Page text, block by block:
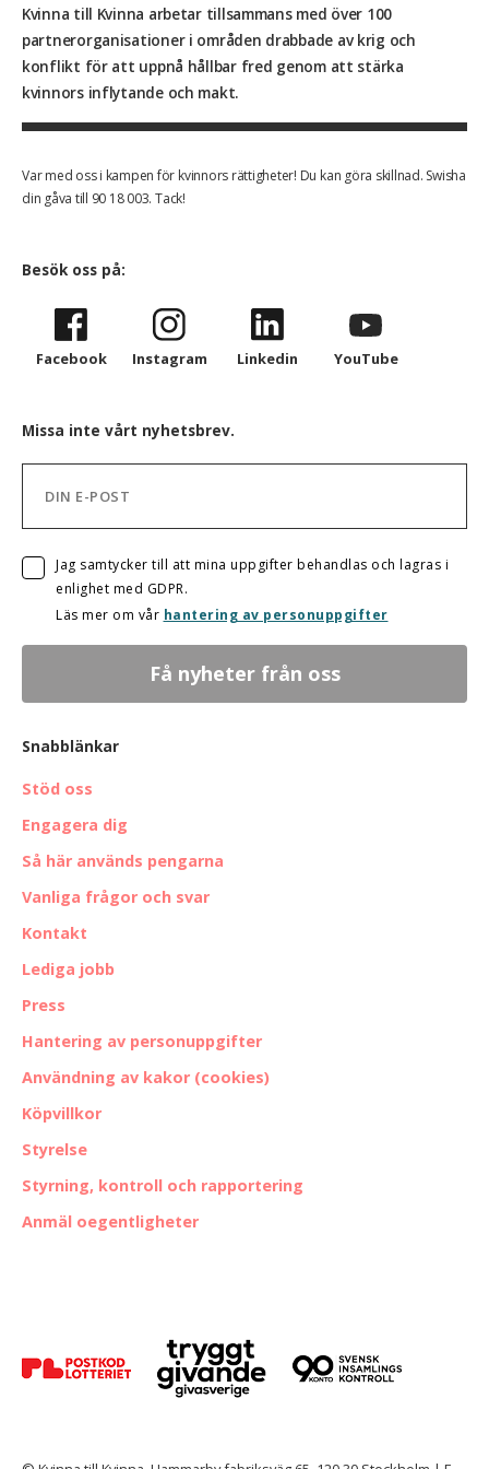
Kvinna till Kvinna arbetar tillsammans med över 100
partnerorganisationer i områden drabbade av krig och
konflikt för att uppnå hållbar fred genom att stärka
kvinnors inflytande och makt.
Var med oss i kampen för kvinnors rättigheter! Du kan göra skillnad. Swisha
din gåva till 90 18 003. Tack!
Besök oss på:
Facebook Instagram Linkedin YouTube
Missa inte vårt nyhetsbrev.
Jag samtycker till att mina uppgifter behandlas och lagras i
enlighet med GDPR.
Läs mer om vår hantering av personuppgifter
Snabblänkar
Stöd oss
Engagera dig
Så här används pengarna
Vanliga frågor och svar
Kontakt
Lediga jobb
Press
Hantering av personuppgifter
Användning av kakor (cookies)
Köpvillkor
Styrelse
Styrning, kontroll och rapportering
Anmäl oegentligheter